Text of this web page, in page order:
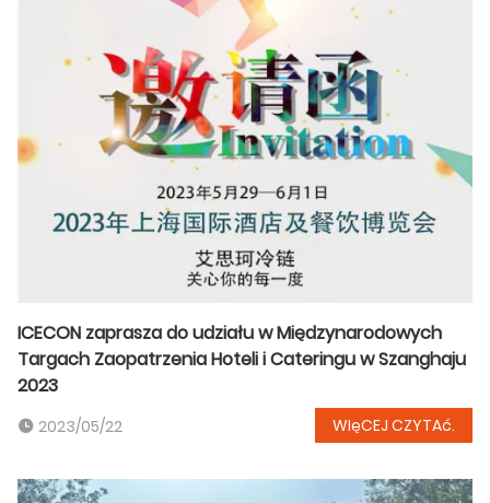
ICECON zaprasza do udziału w Międzynarodowych
Targach Zaopatrzenia Hoteli i Cateringu w Szanghaju
2023
2023/05/22 WIęCEJ CZYTAć.